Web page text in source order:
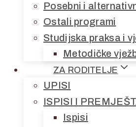
Posebni i
Ostali programi
Studijska praksa i
Metodičke
ZA RODITELJE
UPISI
ISPISI I
Ispisi